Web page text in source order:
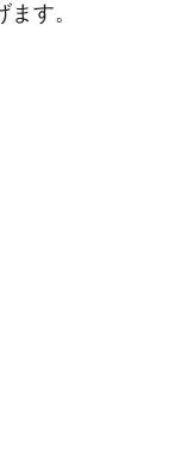
す。